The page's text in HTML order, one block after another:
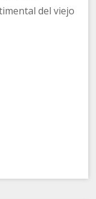
del viejo